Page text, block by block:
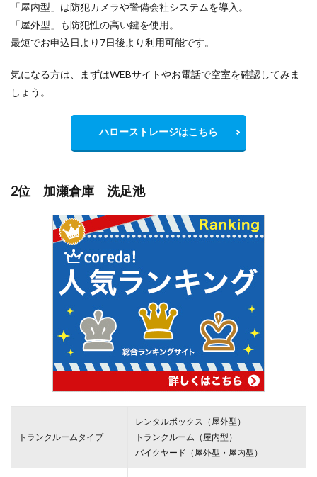
「屋内型」は防犯カメラや警備会社システムを導入。
「屋外型」も防犯性の高い鍵を使用。
最短でお申込日より7日後より利用可能です。
気になる方は、まずはWEBサイトやお電話で空室を確認してみま
しょう。
ハローストレージはこちら
2位 加瀬倉庫 洗足池
トランクルームタイプ
レンタルボックス（屋外型）
トランクルーム（屋内型）
バイクヤード（屋外型・屋内型）